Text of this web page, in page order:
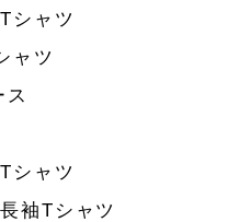
シャツ
ャツ
ス
シャツ
袖Tシャツ